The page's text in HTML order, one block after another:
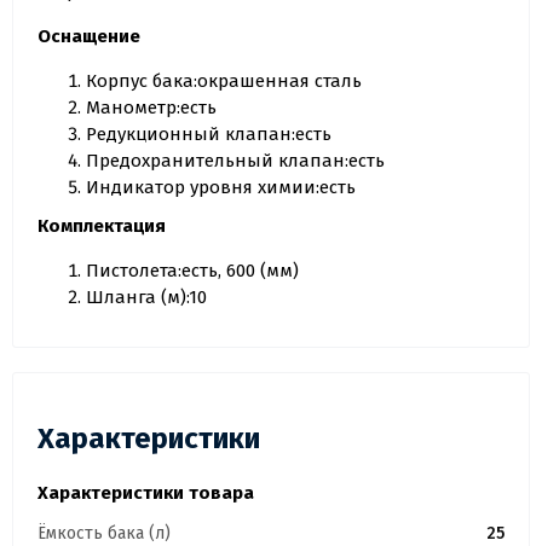
Оснащение
Корпус бака:окрашенная сталь
Манометр:есть
Редукционный клапан:есть
Предохранительный клапан:есть
Индикатор уровня химии:есть
Комплектация
Пистолета:есть, 600 (мм)
Шланга (м):10
Характеристики
Характеристики товара
Ёмкость бака (л) 25